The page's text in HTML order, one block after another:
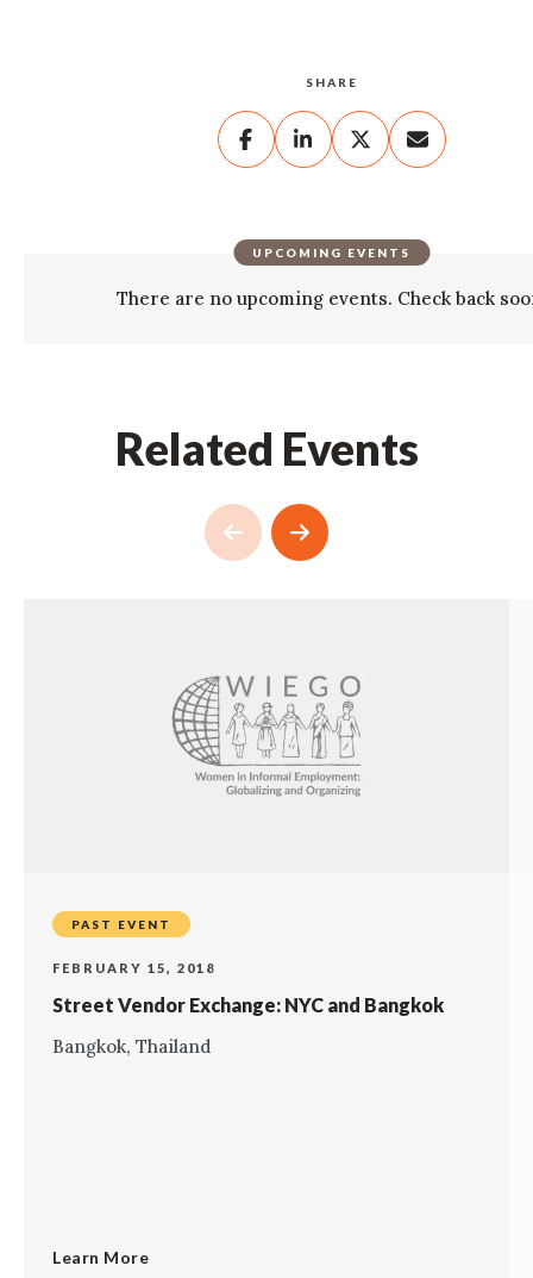
SHARE
UPCOMING EVENTS
There are no upcoming events. Check back
Related Events
PAST EVENT
FEBRUARY 15, 2018
Street Vendor Exchange: NYC and Bangkok
Bangkok, Thailand
Learn More